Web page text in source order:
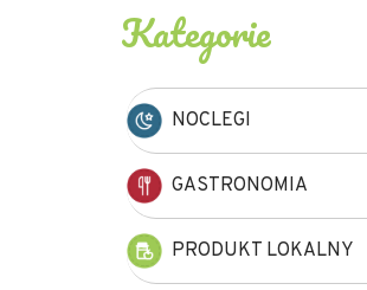
Kategorie
NOCLEGI
GASTRONOMIA
PRODUKT LOKALNY